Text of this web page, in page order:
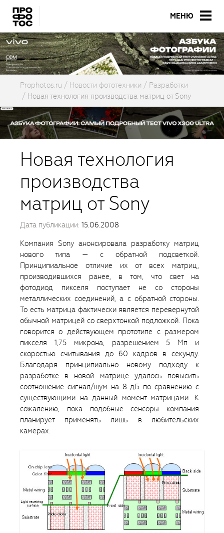
МЕНЮ
Prophotos.ru Новости фототехники
Разработки
Новая технология производства матриц от Sony
Новая технология
производства
матриц от Sony
Дата публикации: 15.06.2008
Компания Sony анонсировала разработку матриц
нового типа — с обратной подсветкой.
Принципиальное отличие их от всех матриц,
производившихся ранее, в том, что свет на
фотодиод пикселя поступает не со стороны
металлических соединений, а с обратной стороны.
То есть матрица фактически является перевернутой
обычной матрицей со сверхтонкой подложкой. Пока
говорится о действующем прототипе с размером
пикселя 1,75 микрона, разрешением 5 Мп и
скоростью считывания до 60 кадров в секунду.
Благодаря принципиально новому подходу к
разработке в новой матрице удалось повысить
соотношение сигнал/шум на 8 дБ по сравнению с
существующими на данный момент матрицами. К
сожалению, пока подобные сенсоры компания
планирует применять лишь в любительских
камерах.